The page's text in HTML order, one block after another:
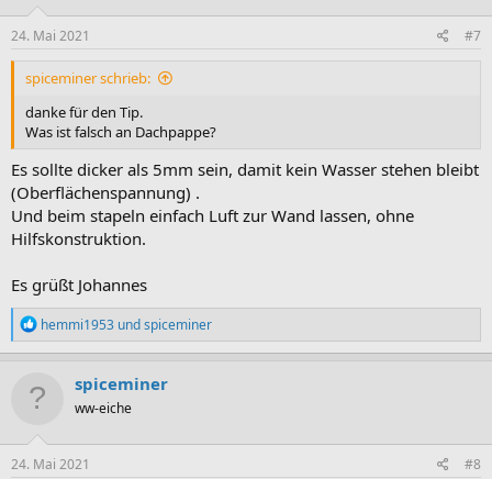
24. Mai 2021 #7
spiceminer schrieb:
danke für den Tip.
Was ist falsch an Dachpappe?
Es sollte dicker als 5mm sein, damit kein Wasser stehen bleibt
(Oberflächenspannung) .
Und beim stapeln einfach Luft zur Wand lassen, ohne
Hilfskonstruktion.
Es grüßt Johannes
R
e
a
t
n
e
hemmi1953 undspiceminer
spiceminer
ww-eiche
24. Mai 2021 #8